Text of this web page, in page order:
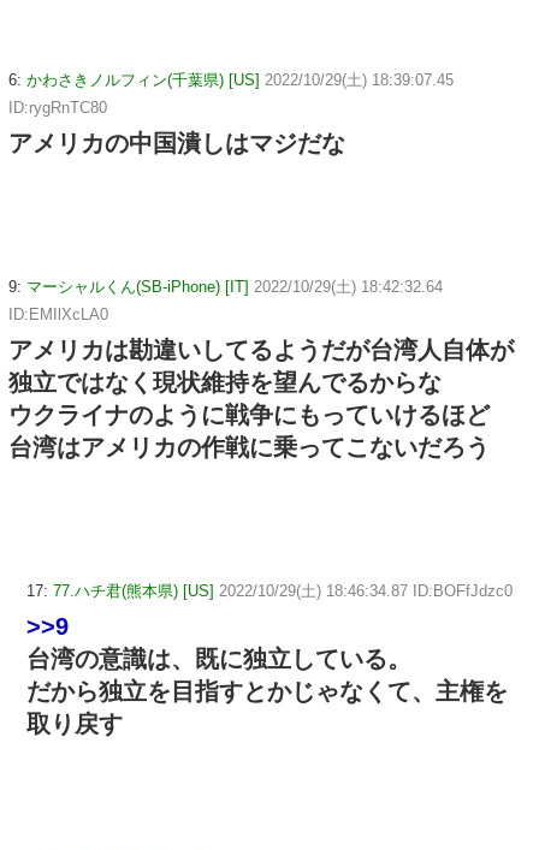
6: かわさきノルフィン(千葉県) [US] 2022/10/29(土) 18:39:07.45
ID:rygRnTC80
アメリカの中国潰しはマジだな
9: マーシャルくん(SB-iPhone) [IT] 2022/10/29(土) 18:42:32.64
ID:EMIlXcLA0
アメリカは勘違いしてるようだが台湾人自体が
独立ではなく現状維持を望んでるからな
ウクライナのように戦争にもっていけるほど
台湾はアメリカの作戦に乗ってこないだろう
17: 77.ハチ君(熊本県) [US] 2022/10/29(土) 18:46:34.87 ID:BOFfJdzc0
>>9
台湾の意識は、既に独立している。
だから独立を目指すとかじゃなくて、主権を
取り戻す